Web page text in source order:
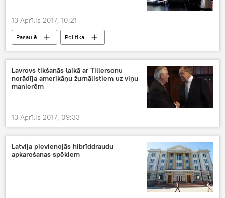
13 Aprīlis 2017, 10:21
Pasaulē Politika
Lavrovs tikšanās laikā ar Tillersonu
norādīja amerikāņu žurnālistiem uz viņu
manierēm
13 Aprīlis 2017, 09:33
Latvija pievienojās hibrīddraudu
apkarošanas spēkiem